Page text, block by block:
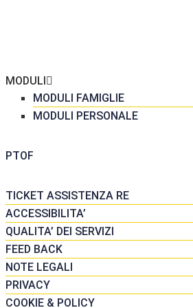
MODULI
MODULI FAMIGLIE
MODULI PERSONALE
PTOF
TICKET ASSISTENZA RE
ACCESSIBILITA’
QUALITA’ DEI SERVIZI
FEED BACK
NOTE LEGALI
PRIVACY
COOKIE & POLICY